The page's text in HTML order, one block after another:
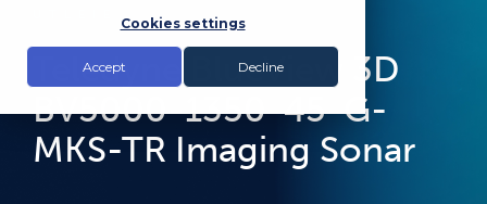
Cookies settings
Accept Decline
Teledyne BlueView 3D
BV5000-1350-45-G-
MKS-TR Imaging Sonar